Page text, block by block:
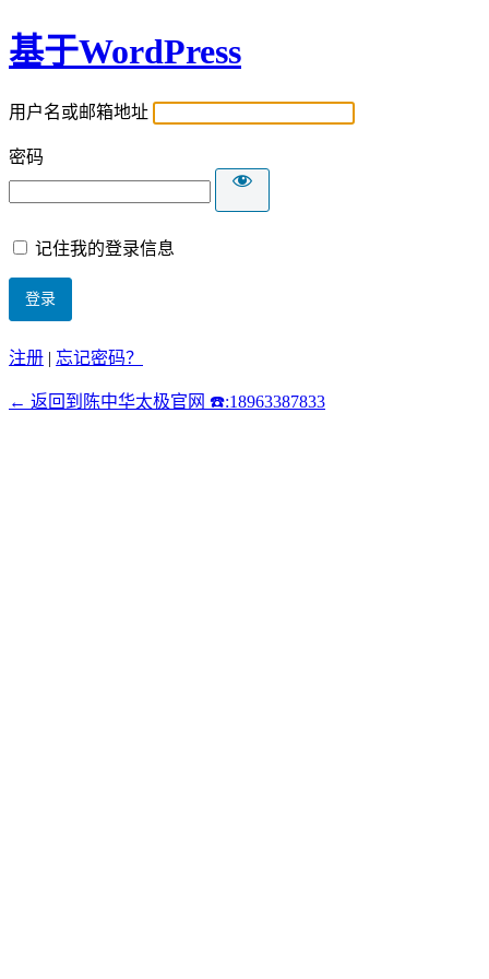
基于WordPress
用户名或邮箱地址
密码
记住我的登录信息
注册 | 忘记密码？
← 返回到陈中华太极官网 ☎️:18963387833